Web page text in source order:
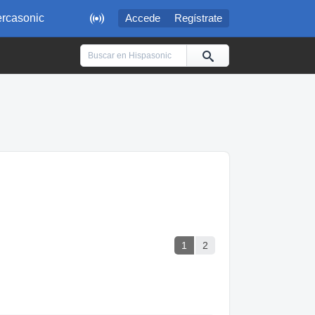
 Accede Regístrate
1 2